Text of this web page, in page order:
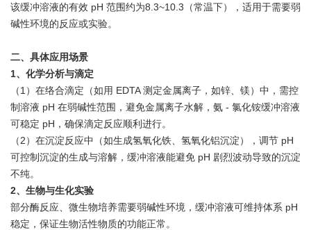
该缓冲溶液的有效 pH 范围约为8.3~10.3（常温下），适用于需要弱
碱性环境的反应或实验。
二、具体应用场景
1、化学分析与滴定
（1）在络合滴定（如用 EDTA 测定金属离子，如锌、镁）中，需控
制溶液 pH 在弱碱性范围，避免金属离子水解，氨 - 氯化铵缓冲溶液
可稳定 pH，确保滴定反应顺利进行。
（2）在沉淀反应中（如生成氢氧化铁、氢氧化铝沉淀），调节 pH
可控制沉淀的生成与溶解，缓冲溶液能避免 pH 剧烈波动导致的沉淀
不纯。
2、生物与生化实验
部分酶反应、微生物培养需要弱碱性环境，缓冲溶液可维持体系 pH
稳定，保证生物活性物质的功能正常。